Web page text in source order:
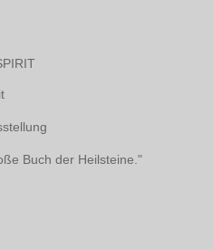
Buch der Heilsteine."